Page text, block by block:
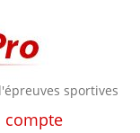
sportives